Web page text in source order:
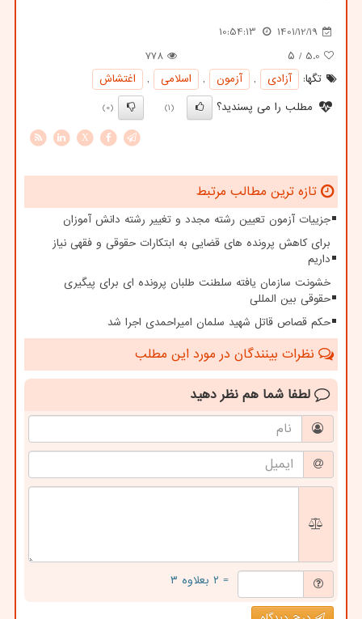
1401/12/19
10:54:13
5.0 / ۵
778
تگها:
آزادی , آزمون , اسلامی ,
اغتشاش
مطلب را می پسندید؟
(1)
(0)
X
تازه ترین مطالب مرتبط
جزییات آزمون تعیین رشته مجدد و تغییر رشته دانش آموزان
برای کاهش پرونده های قضایی به ابتکارات حقوقی و فقهی نیاز
داریم
خشونت سازمان یافته سلطنت طلبان پرونده ای برای پیگیری
حقوقی بین المللی
حکم قصاص قاتل شهید سلمان امیراحمدی اجرا شد
نظرات بینندگان در مورد این مطلب
لطفا شما هم نظر دهید
= ۲ بعلاوه ۳